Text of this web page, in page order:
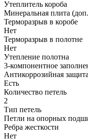
Утеплитель короба
Минеральная плита
Терморазрыв в коробе
Нет
Терморазрыв в полотне
Нет
Утепление полотна
3-компонентное
Антикоррозийная защита
Есть
Количество петель
2
Тип петель
Петли на опорных
Ребра жесткости
Нет